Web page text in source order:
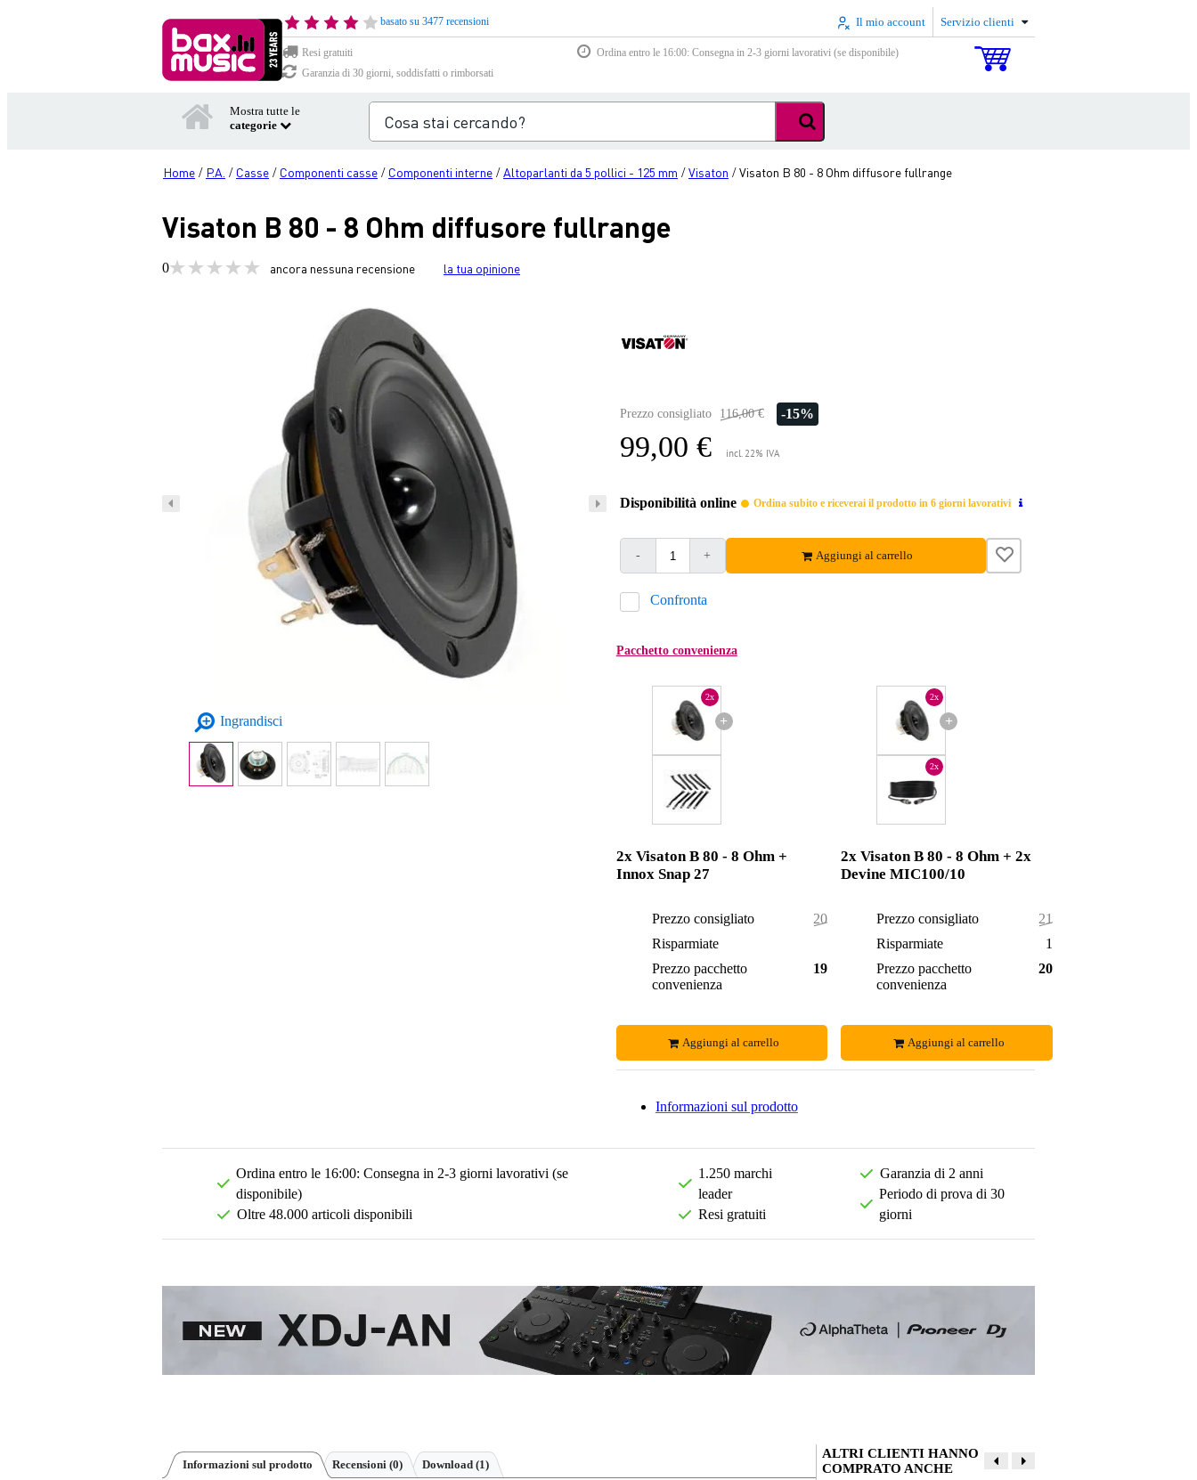
basato su 3477 recensioni Il mio account Servizio clienti
Resi gratuiti
Ordina entro le 16:00: Consegna in 2-3 giorni lavorativi (se disponibile)
Garanzia di 30 giorni, soddisfatti o rimborsati
Mostra tutte le
categorie
Home / P.A. / Casse / Componenti casse / Componenti interne /Altoparlanti da 5 pollici - 125 mm /Visaton /Visaton B 80 - 8 Ohm diffusore fullrange
Visaton B 80 - 8 Ohm diffusore fullrange
0 ancora nessuna recensione la tua opinione
Ingrandisci
Prezzo consigliato 116,00 € -15%
99,00 € incl. 22% IVA
Disponibilità online Ordina subito e riceverai il prodotto in 6 giorni lavorativi
- + Aggiungi al carrello
Confronta
Pacchetto convenienza
+
2x
2x Visaton B 80 - 8 Ohm +
Innox Snap 27
Prezzo consigliato
203,50 €
Risparmiate
Prezzo pacchetto
convenienza
194,00 €
Aggiungi al carrello
+
2x
2x
2x Visaton B 80 - 8 Ohm + 2x
Devine MIC100/10
Prezzo consigliato
217,90 €
Risparmiate
11,90 €
Prezzo pacchetto
convenienza
206,00 €
Aggiungi al carrello
Informazioni sul prodotto
Ordina entro le 16:00: Consegna in 2-3 giorni lavorativi (se
disponibile)
Oltre 48.000 articoli disponibili
1.250 marchi
leader
Resi gratuiti
Garanzia di 2 anni
Periodo di prova di 30
giorni
Informazioni sul prodotto Recensioni (0) Download (1)
ALTRI CLIENTI HANNO
COMPRATO ANCHE